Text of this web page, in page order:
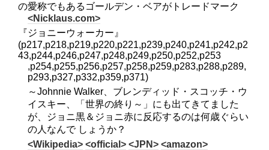
の愛称でもあるゴールデン・ベアがトレードマーク
<Nicklaus.com>
『ジョニーウォーカー』
(p217,p218,p219,p220,p221,p239,p240,p241,p242,p2
43,p244,p246,p247,p248,p249,p250,p252,p253
,p254,p255,p256,p257,p258,p259,p283,p288,p289,
p293,p327,p332,p359,p371)
～Johnnie Walker、ブレンディッド・スコッチ・ウ
イスキー、「世界の終り～」にも出てきてました
が、ジョニ黒＆ジョニ赤に反応するのは何歳ぐらい
の人なんで しょうか？
<Wikipedia> <official> <JPN> <amazon>